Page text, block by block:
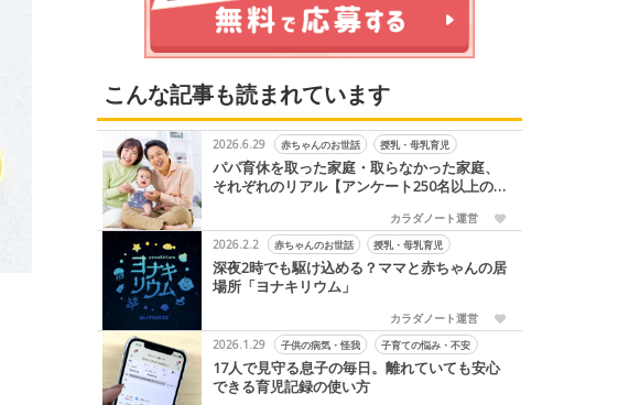
こんな記事も読まれています
2026.6.29 赤ちゃんのお世話 授乳・母乳育児
パパ育休を取った家庭・取らなかった家庭、
それぞれのリアル【アンケート250名以上の
カラダノート運営
2026.2.2
赤ちゃんのお世話 授乳・母乳育児
深夜2時でも駆け込める？ママと赤ちゃんの居
場所「ヨナキリウム」
カラダノート運営
2026.1.29
子供の病気・怪我 子育ての悩み・不安
17人で見守る息子の毎日。離れていても安心
できる育児記録の使い方